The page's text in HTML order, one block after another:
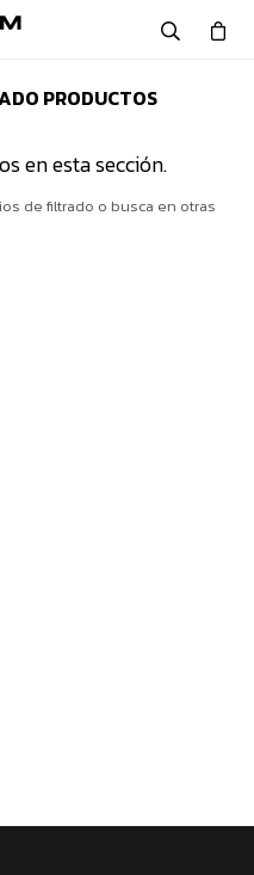
PRODUCTOS
en esta sección.
de filtrado o busca en otras